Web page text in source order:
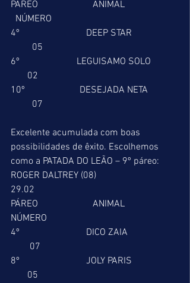
PÁREO                       ANIMAL
  NÚMERO
4º                            DEEP STAR
         05
6º                        LEGUISAMO SOLO
       02
10º                       DESEJADA NETA
         07
Excelente acumulada com boas
possibilidades de êxito. Escolhemos
como a PATADA DO LEÃO – 9º páreo:
ROGER DALTREY (08)
29.02
PÁREO                       ANIMAL
NÚMERO
4º                            DICO ZAIA
        07
8º                            JOLY PARIS
       05